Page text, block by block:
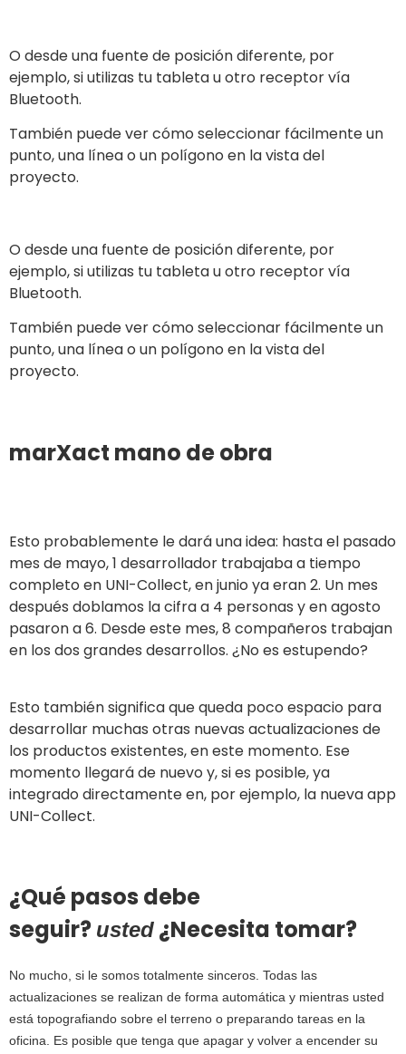
O desde una fuente de posición diferente, por
ejemplo, si utilizas tu tableta u otro receptor vía
Bluetooth.
También puede ver cómo seleccionar fácilmente un
punto, una línea o un polígono en la vista del
proyecto.
O desde una fuente de posición diferente, por
ejemplo, si utilizas tu tableta u otro receptor vía
Bluetooth.
También puede ver cómo seleccionar fácilmente un
punto, una línea o un polígono en la vista del
proyecto.
marXact mano de obra
Esto probablemente le dará una idea: hasta el pasado
mes de mayo, 1 desarrollador trabajaba a tiempo
completo en UNI-Collect, en junio ya eran 2. Un mes
después doblamos la cifra a 4 personas y en agosto
pasaron a 6. Desde este mes, 8 compañeros trabajan
en los dos grandes desarrollos. ¿No es estupendo?
Esto también significa que queda poco espacio para
desarrollar muchas otras nuevas actualizaciones de
los productos existentes, en este momento. Ese
momento llegará de nuevo y, si es posible, ya
integrado directamente en, por ejemplo, la nueva app
UNI-Collect.
¿Qué pasos debe
seguir? usted ¿Necesita tomar?
No mucho, si le somos totalmente sinceros. Todas las
actualizaciones se realizan de forma automática y mientras usted
está topografiando sobre el terreno o preparando tareas en la
oficina. Es posible que tenga que apagar y volver a encender su